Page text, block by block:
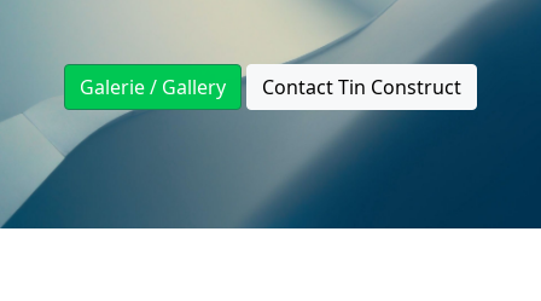
Galerie / Gallery Contact Tin Construct